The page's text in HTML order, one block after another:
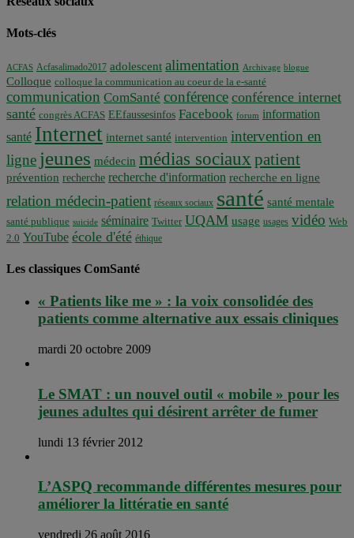
Mots-clés
ACFAS Acfasalimado2017 adolescent alimentation Archivage blogue
Colloque colloque la communication au coeur de la e-santé
communication ComSanté conférence conférence internet
santé congrès ACFAS EEfaussesinfos Facebook forum information
santé Internet internet santé intervention intervention en
ligne jeunes médecin médias sociaux patient
prévention recherche recherche d'information recherche en ligne
relation médecin-patient réseaux sociaux santé santé mentale
santé publique suicide séminaire Twitter UQAM usage usages vidéo Web
2.0 YouTube école d'été éthique
Les classiques ComSanté
« Patients like me » : la voix consolidée des
patients comme alternative aux essais cliniques
mardi 20 octobre 2009
Le SMAT : un nouvel outil « mobile » pour les
jeunes adultes qui désirent arrêter de fumer
lundi 13 février 2012
L’ASPQ recommande différentes mesures pour
améliorer la littératie en santé
vendredi 26 août 2016